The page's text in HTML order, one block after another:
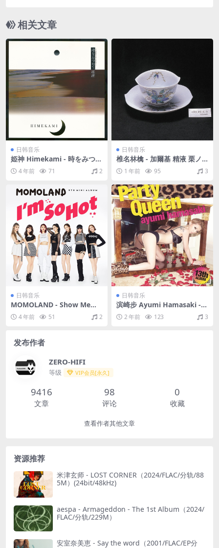
相关文章
日韩音乐
姫神 Himekami - 時をみつめ
て（1988/FLAC/EP分轨/124
M）4 年前 71 2
日韩音乐
椎名林檎 - 加爾基 精液 栗ノ
花（2003/FLAC/分轨/325
M）1 年前 95 3
日韩音乐
MOMOLAND - Show Me（2
019/FLAC/EP分轨/149M）
4 年前 51 2
日韩音乐
滨崎步 Ayumi Hamasaki - P
arty Queen（2012/FLAC/分
轨/365M）
2 年前 123 3
发布作者
ZERO-HIFI
等级 VIP会员[永久]
9416
文章
98
评论
0
收藏
查看作者其他文章
资源推荐
米津玄师 - LOST CORNER（2024/FLAC/分轨/88
5M）(24bit/48kHz)
aespa - Armageddon - The 1st Album（2024/
FLAC/分轨/229M）
安室奈美恵 - Say the word（2001/FLAC/EP分